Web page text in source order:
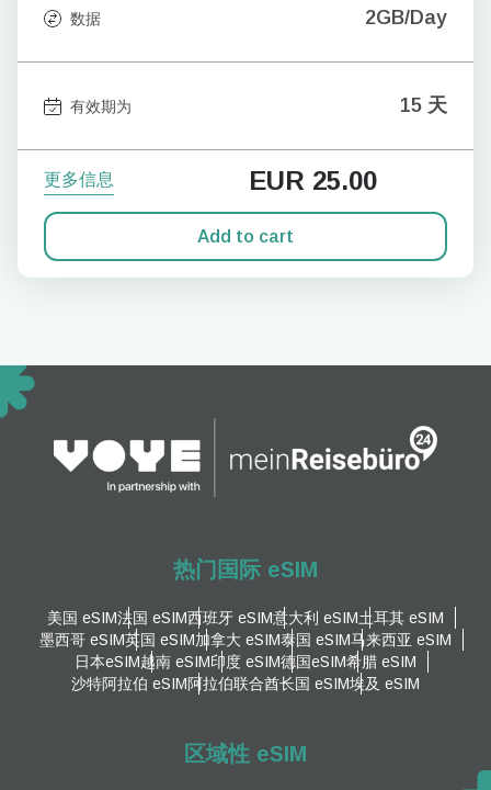
数据 2GB/Day
有效期为 15 天
更多信息 EUR 25.00
Add to cart
热门国际 eSIM
美国 eSIM法国 eSIM西班牙 eSIM意大利 eSIM土耳其 eSIM
墨西哥 eSIM英国 eSIM加拿大 eSIM泰国 eSIM马来西亚 eSIM
日本eSIM越南 eSIM印度 eSIM德国eSIM希腊 eSIM
沙特阿拉伯 eSIM阿拉伯联合酋长国 eSIM埃及 eSIM
区域性 eSIM